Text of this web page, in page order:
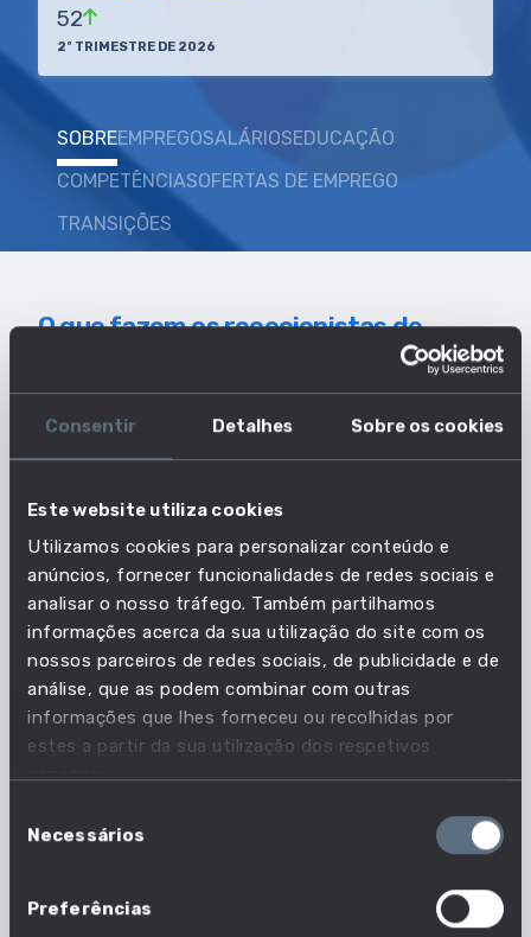
Consentir Detalhes Sobre os cookies
Este website utiliza cookies
Utilizamos cookies para personalizar conteúdo e
anúncios, fornecer funcionalidades de redes sociais e
analisar o nosso tráfego. Também partilhamos
informações acerca da sua utilização do site com os
nossos parceiros de redes sociais, de publicidade e de
análise, que as podem combinar com outras
informações que lhes forneceu ou recolhidas por
estes a partir da sua utilização dos respetivos
serviços.
deNecessários
Preferências
52
2º TRIMESTRE DE 2026
SOBREEMPREGOSALÁRIOSEDUCAÇÃO
COMPETÊNCIASOFERTAS DE EMPREGO
TRANSIÇÕES
O que fazem os rececionistas de
dos hóspedes em hotéis e estabelecimentos
distribui chaves, presta informações sobre os
o registo dos quartos disponíveis, recebe
pagamentos e emite faturas de e para os
hóspedes.
Principais Características do Estilo de
Trabalho
ATENÇÃO AO DETALHE
RESISTÊNCIA AO STRESS